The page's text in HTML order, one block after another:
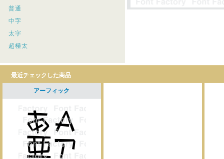
普通
中字
太字
超極太
最近チェックした商品
アーフィック